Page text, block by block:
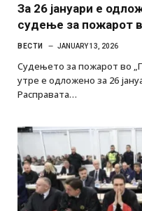
За 26 јануари е
судење за пожарот
ВЕСТИ JANUARY 13, 2026
Судењето за пожарот во
утре е одложено за 26
Расправата…